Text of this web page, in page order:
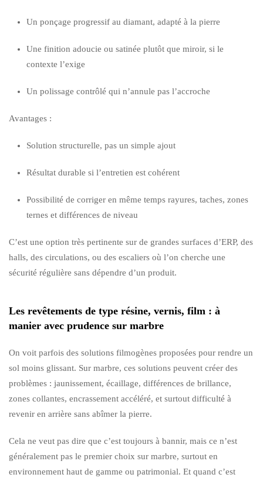
Un ponçage progressif au diamant, adapté à la pierre
Une finition adoucie ou satinée plutôt que miroir, si le
contexte l’exige
Un polissage contrôlé qui n’annule pas l’accroche
Avantages :
Solution structurelle, pas un simple ajout
Résultat durable si l’entretien est cohérent
Possibilité de corriger en même temps rayures, taches, zones
ternes et différences de niveau
C’est une option très pertinente sur de grandes surfaces d’ERP, des
halls, des circulations, ou des escaliers où l’on cherche une
sécurité régulière sans dépendre d’un produit.
Les revêtements de type résine, vernis, film : à
manier avec prudence sur marbre
On voit parfois des solutions filmogènes proposées pour rendre un
sol moins glissant. Sur marbre, ces solutions peuvent créer des
problèmes : jaunissement, écaillage, différences de brillance,
zones collantes, encrassement accéléré, et surtout difficulté à
revenir en arrière sans abîmer la pierre.
Cela ne veut pas dire que c’est toujours à bannir, mais ce n’est
généralement pas le premier choix sur marbre, surtout en
environnement haut de gamme ou patrimonial. Et quand c’est